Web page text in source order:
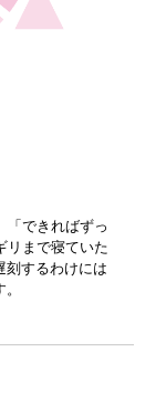
「できればずっ
リまで寝ていた
刻するわけには